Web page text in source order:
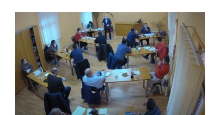
2023
–
2024